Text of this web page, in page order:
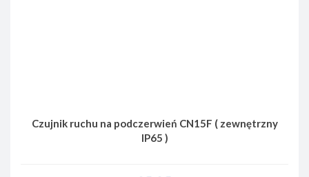
Czujnik ruchu na podczerwień CN15F ( zewnętrzny
IP65 )